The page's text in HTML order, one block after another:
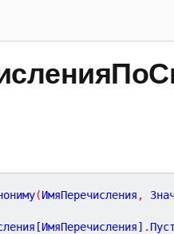
(ИмяПеречисления ,
.